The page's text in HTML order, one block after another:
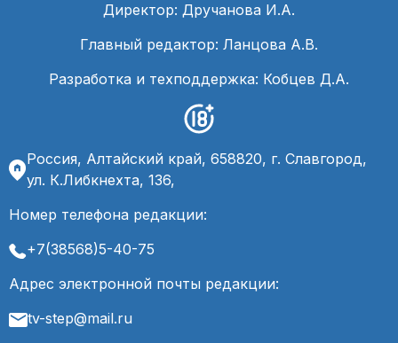
Директор: Дручанова И.А.
Главный редактор: Ланцова А.В.
Разработка и техподдержка: Кобцев Д.А.
Россия, Алтайский край, 658820, г. Славгород,
ул. К.Либкнехта, 136,
Номер телефона редакции:
+7(38568)5-40-75
Адрес электронной почты редакции:
tv-step@mail.ru